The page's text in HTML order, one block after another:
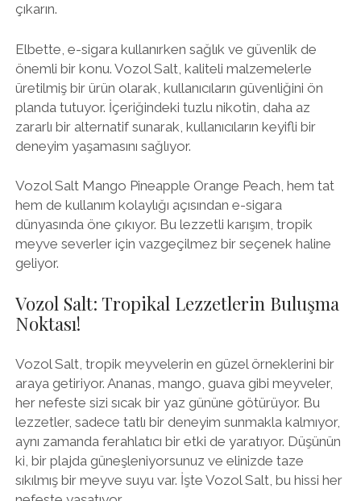
çıkarın.
Elbette, e-sigara kullanırken sağlık ve güvenlik de
önemli bir konu. Vozol Salt, kaliteli malzemelerle
üretilmiş bir ürün olarak, kullanıcıların güvenliğini ön
planda tutuyor. İçeriğindeki tuzlu nikotin, daha az
zararlı bir alternatif sunarak, kullanıcıların keyifli bir
deneyim yaşamasını sağlıyor.
Vozol Salt Mango Pineapple Orange Peach, hem tat
hem de kullanım kolaylığı açısından e-sigara
dünyasında öne çıkıyor. Bu lezzetli karışım, tropik
meyve severler için vazgeçilmez bir seçenek haline
geliyor.
Vozol Salt: Tropikal Lezzetlerin Buluşma
Noktası!
Vozol Salt, tropik meyvelerin en güzel örneklerini bir
araya getiriyor. Ananas, mango, guava gibi meyveler,
her nefeste sizi sıcak bir yaz gününe götürüyor. Bu
lezzetler, sadece tatlı bir deneyim sunmakla kalmıyor,
aynı zamanda ferahlatıcı bir etki de yaratıyor. Düşünün
ki, bir plajda güneşleniyorsunuz ve elinizde taze
sıkılmış bir meyve suyu var. İşte Vozol Salt, bu hissi her